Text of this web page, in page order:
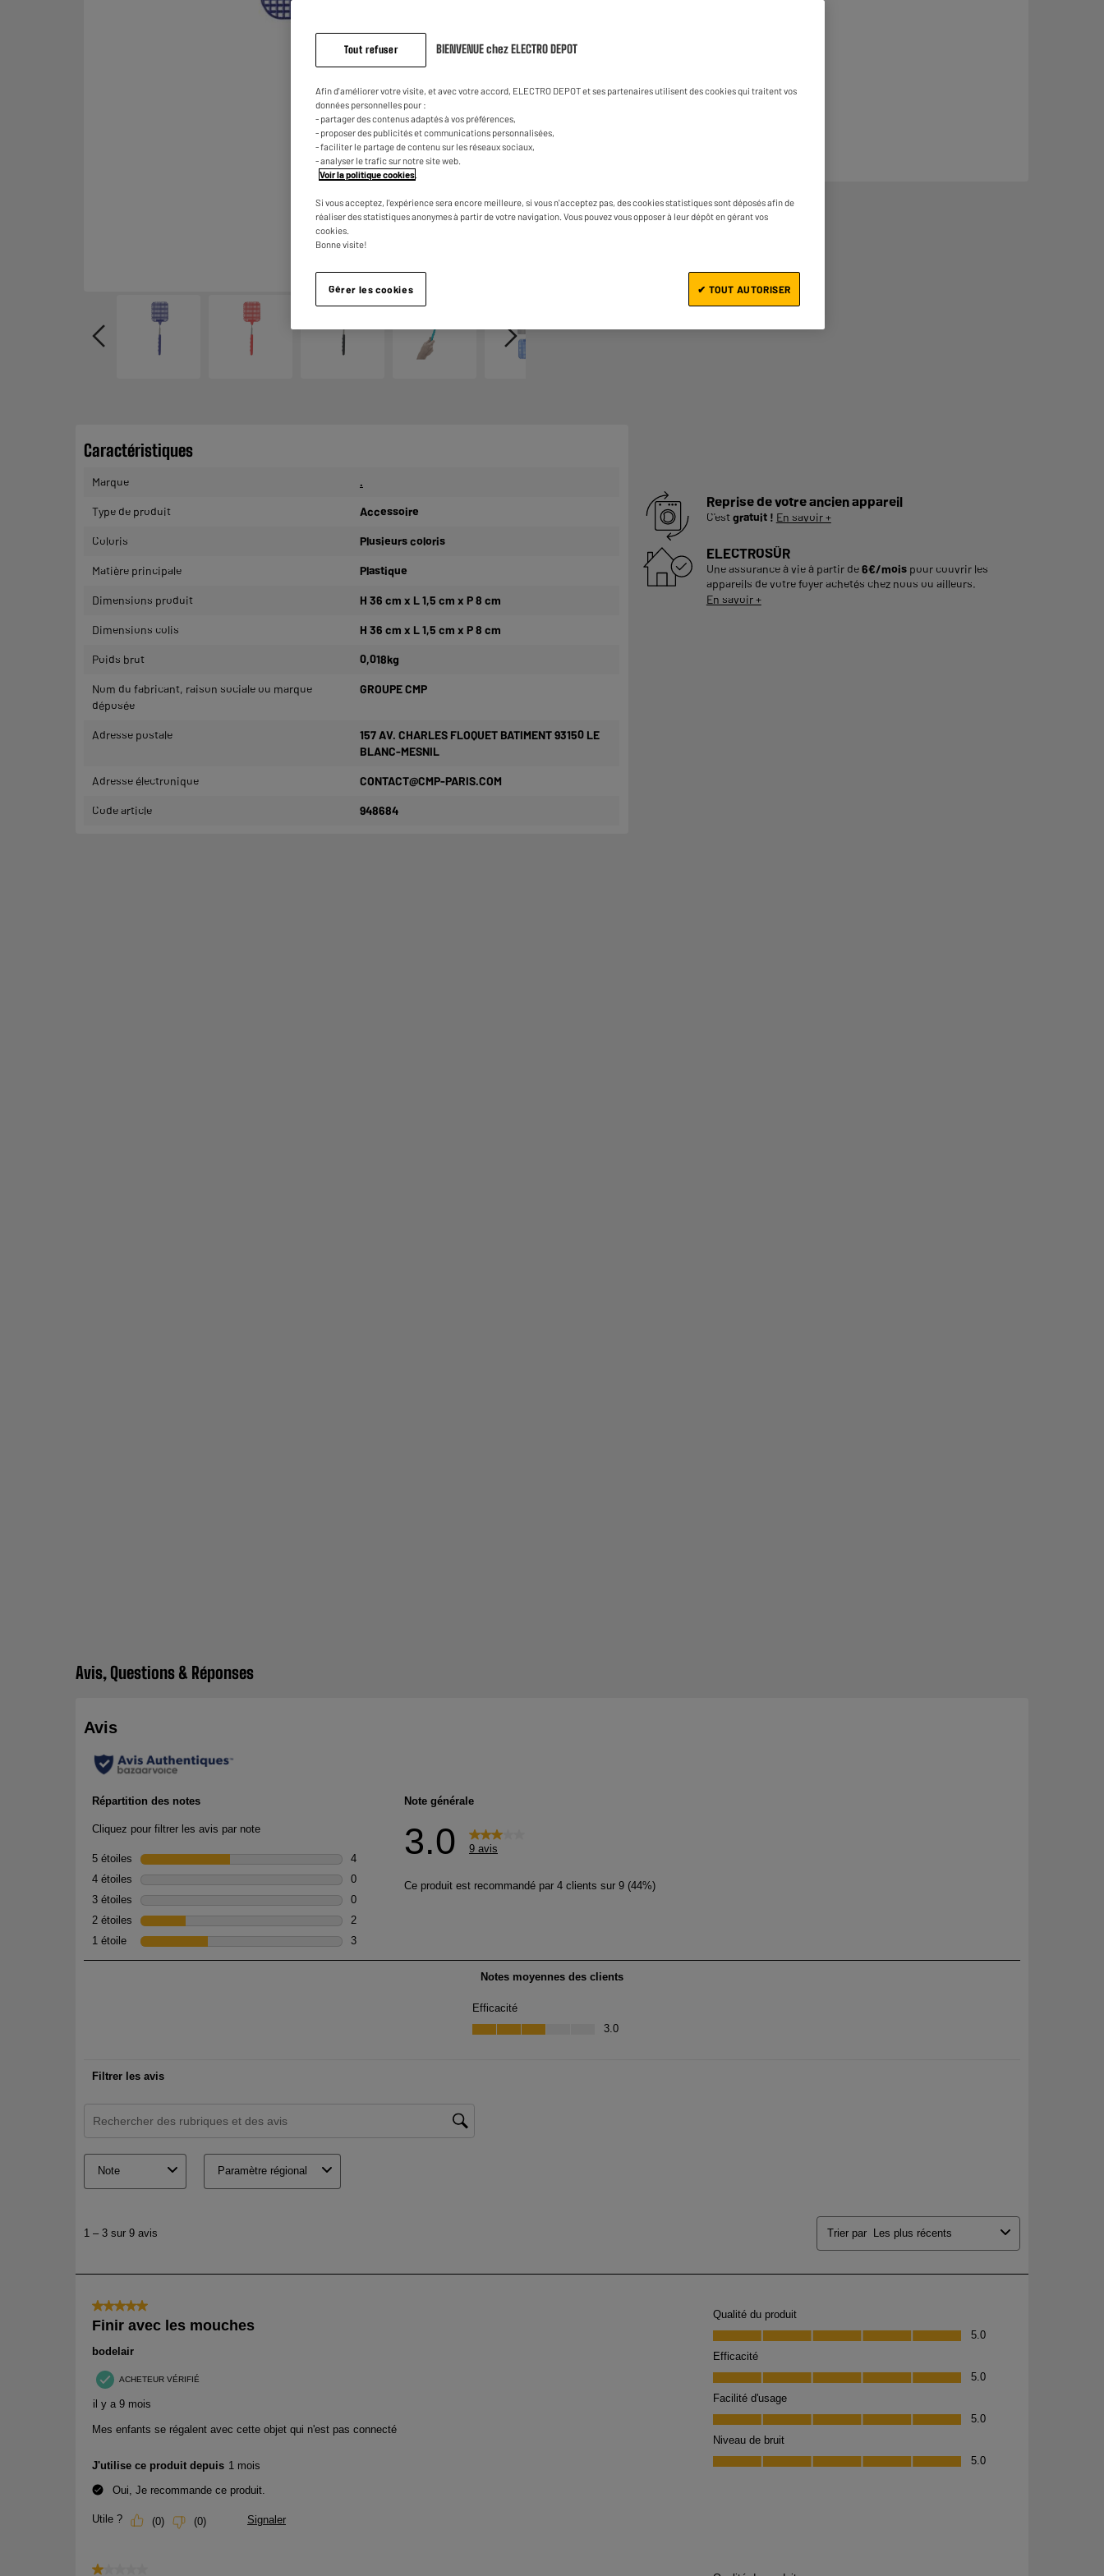
Reprise de votre ancien appareil
C'estgratuit ! En savoir +
ELECTROSÛR
Une assurance à vie à partir de6€/moispour couvrir les
appareils de votre foyer achetés chez nous ou ailleurs.
En savoir +
Caractéristiques
Marque .
Type de produit Accessoire
Coloris Plusieurs coloris
Matière principale Plastique
Dimensions produit H 36 cm x L 1,5 cm x P 8 cm
Dimensions colis H 36 cm x L 1,5 cm x P 8 cm
Poids brut 0,018kg
Nom du fabricant, raison sociale ou marque
déposée
GROUPE CMP
Adresse postale
157 AV. CHARLES FLOQUET BATIMENT 93150 LE
BLANC-MESNIL
Adresse électronique CONTACT@CMP-PARIS.COM
Code article 948684
Avis, Questions & Réponses
Tout refuser BIENVENUE chez ELECTRO DEPOT
Afin d'améliorer votre visite, et avec votre accord, ELECTRO DEPOT et ses partenaires utilisent des cookies qui traitent vos
données personnelles pour :
- partager des contenus adaptés à vos préférences,
- proposer des publicités et communications personnalisées,
- faciliter le partage de contenu sur les réseaux sociaux,
- analyser le trafic sur notre site web.
Voir la politique cookies
Si vous acceptez, l'expérience sera encore meilleure, si vous n'acceptez pas, des cookies statistiques sont déposés afin de
réaliser des statistiques anonymes à partir de votre navigation. Vous pouvez vous opposer à leur dépôt en gérant vos
cookies.
Bonne visite!
Gérer les cookies ✔ TOUT AUTORISER